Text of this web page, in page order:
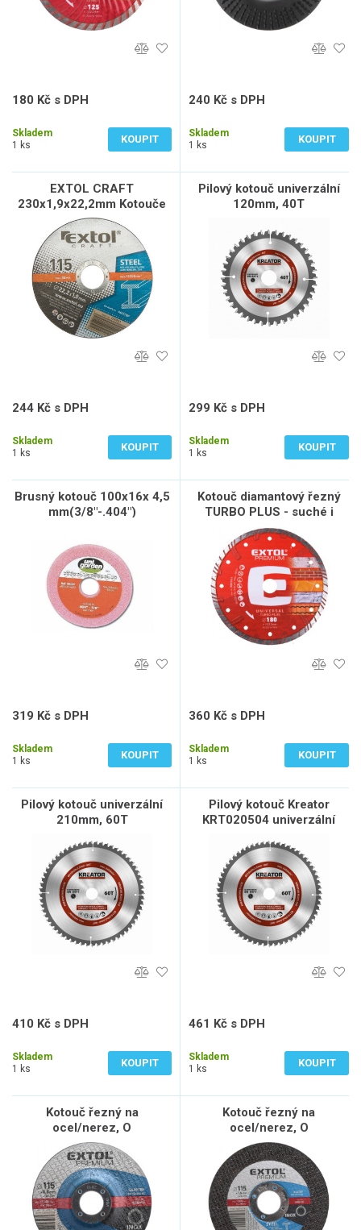
180 Kč s DPH
Skladem
1 ks
KOUPIT
240 Kč s DPH
Skladem
1 ks
KOUPIT
EXTOL CRAFT
230x1,9x22,2mm Kotouče
řezné na kov
244 Kč s DPH
Skladem
1 ks
KOUPIT
Pilový kotouč univerzální
120mm, 40T
299 Kč s DPH
Skladem
1 ks
KOUPIT
Brusný kotouč 100x16x 4,5
mm(3/8"-.404")
319 Kč s DPH
Skladem
1 ks
KOUPIT
Kotouč diamantový řezný
TURBO PLUS - suché i
mokré řezání, O
180x22,2x2,8mm
360 Kč s DPH
Skladem
1 ks
KOUPIT
Pilový kotouč univerzální
210mm, 60T
410 Kč s DPH
Skladem
1 ks
KOUPIT
Pilový kotouč Kreator
KRT020504 univerzální
461 Kč s DPH
Skladem
1 ks
KOUPIT
Kotouč řezný na
ocel/nerez, O
115x0,8x22,2mm
Kotouč řezný na
ocel/nerez, O
115x1,6x22,2mm